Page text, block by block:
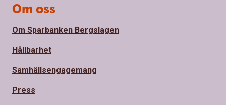
Om oss
Om Sparbanken Bergslagen
Hållbarhet
Samhällsengagemang
Press